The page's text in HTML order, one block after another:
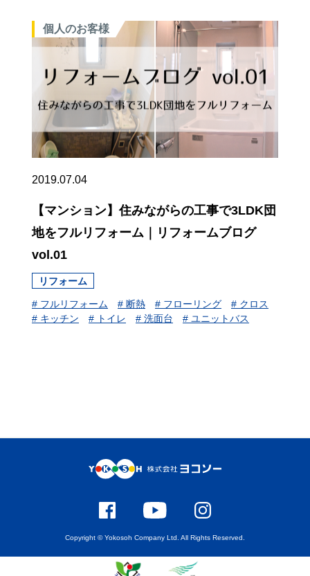
個人のお客様
2019.07.04
【マンション】住みながらの工事で3LDK団
地をフルリフォーム｜リフォームブログ
vol.01
リフォーム
# フルリフォーム # 断熱 # フローリング
# クロス
# キッチン
# トイレ # 洗面台 # ユニットバス
Copyright © Yokosoh Company Ltd. All Rights Reserved.